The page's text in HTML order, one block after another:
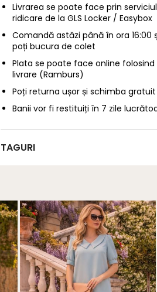
Livrarea se poate face prin
ridicare de la GLS Locker / Easybox
Comandă astăzi până în ora
poți bucura de colet
Plata se poate face online
livrare (Ramburs)
Poți returna ușor și schimba
Banii vor fi restituiți în 7 zile
TAGURI